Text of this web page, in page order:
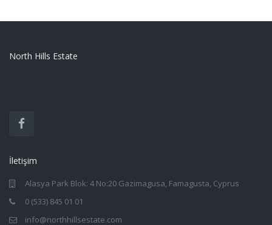
North Hills Estate
İletişim
Alasya Park Blok: 4 No:20 Gazimagusa, Famagusta, Cyprus
0 (533) 845 01 01
info@northhillsestate.com